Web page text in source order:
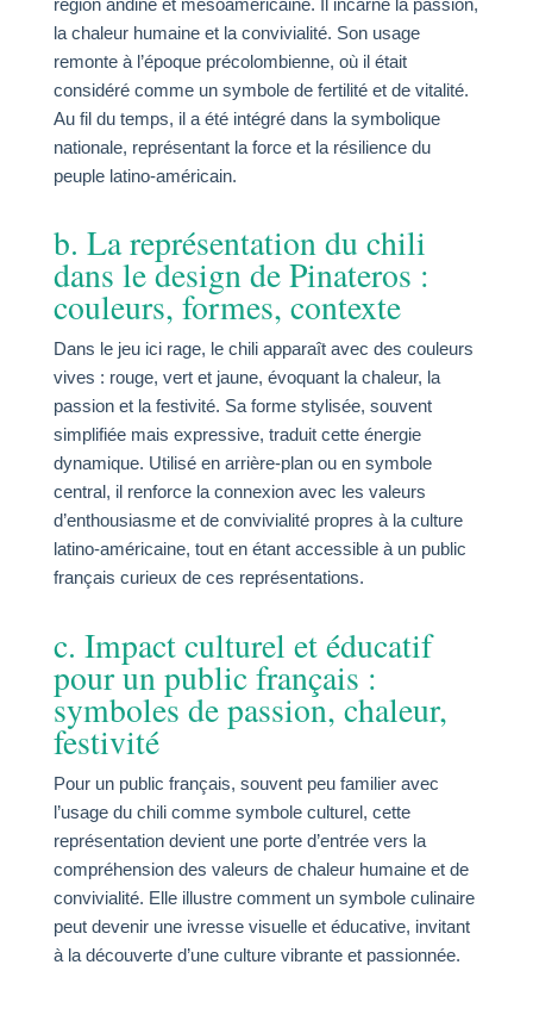
région andine et mésoaméricaine. Il incarne la passion,
la chaleur humaine et la convivialité. Son usage
remonte à l’époque précolombienne, où il était
considéré comme un symbole de fertilité et de vitalité.
Au fil du temps, il a été intégré dans la symbolique
nationale, représentant la force et la résilience du
peuple latino-américain.
b. La représentation du chili
dans le design de Pinateros :
couleurs, formes, contexte
Dans le jeu ici rage, le chili apparaît avec des couleurs
vives : rouge, vert et jaune, évoquant la chaleur, la
passion et la festivité. Sa forme stylisée, souvent
simplifiée mais expressive, traduit cette énergie
dynamique. Utilisé en arrière-plan ou en symbole
central, il renforce la connexion avec les valeurs
d’enthousiasme et de convivialité propres à la culture
latino-américaine, tout en étant accessible à un public
français curieux de ces représentations.
c. Impact culturel et éducatif
pour un public français :
symboles de passion, chaleur,
festivité
Pour un public français, souvent peu familier avec
l’usage du chili comme symbole culturel, cette
représentation devient une porte d’entrée vers la
compréhension des valeurs de chaleur humaine et de
convivialité. Elle illustre comment un symbole culinaire
peut devenir une ivresse visuelle et éducative, invitant
à la découverte d’une culture vibrante et passionnée.